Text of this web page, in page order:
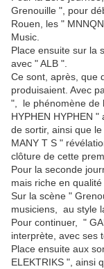
Grenouille ", pour
Rouen, les "
Music.
Place ensuite sur la
avec " ALB ".
Ce sont, après, que
produisaient. Avec
", le phénomène de
HYPHEN HYPHEN
de sortir, ainsi que
MANY T S "
clôture de cette
Pour la seconde
mais riche en qualité
Sur la scène "
musiciens, au style
Pour continuer, "
interprète, avec ses
Place ensuite aux
ELEKTRIKS ", ainsi